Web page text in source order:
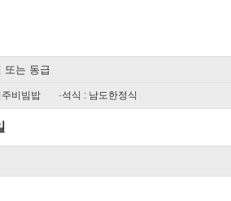
또는 동급
주비빔밥 ·석식 : 남도한정식